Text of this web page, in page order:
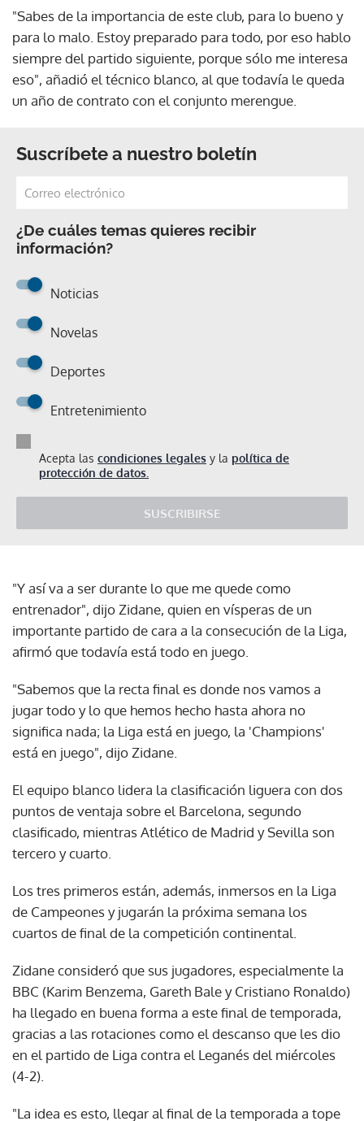
"Sabes de la importancia de este club, para lo bueno y
para lo malo. Estoy preparado para todo, por eso hablo
siempre del partido siguiente, porque sólo me interesa
eso", añadió el técnico blanco, al que todavía le queda
un año de contrato con el conjunto merengue.
Suscríbete a nuestro boletín
¿De cuáles temas quieres recibir
información?
Noticias
Novelas
Deportes
Entretenimiento
Acepta las condiciones legales y la política de
protección de datos.
SUSCRIBIRSE
"Y así va a ser durante lo que me quede como
entrenador", dijo Zidane, quien en vísperas de un
importante partido de cara a la consecución de la Liga,
afirmó que todavía está todo en juego.
"Sabemos que la recta final es donde nos vamos a
jugar todo y lo que hemos hecho hasta ahora no
significa nada; la Liga está en juego, la 'Champions'
está en juego", dijo Zidane.
El equipo blanco lidera la clasificación liguera con dos
puntos de ventaja sobre el Barcelona, segundo
clasificado, mientras Atlético de Madrid y Sevilla son
tercero y cuarto.
Los tres primeros están, además, inmersos en la Liga
de Campeones y jugarán la próxima semana los
cuartos de final de la competición continental.
Zidane consideró que sus jugadores, especialmente la
BBC (Karim Benzema, Gareth Bale y Cristiano Ronaldo)
ha llegado en buena forma a este final de temporada,
gracias a las rotaciones como el descanso que les dio
en el partido de Liga contra el Leganés del miércoles
(4-2).
"La idea es esto, llegar al final de la temporada a tope